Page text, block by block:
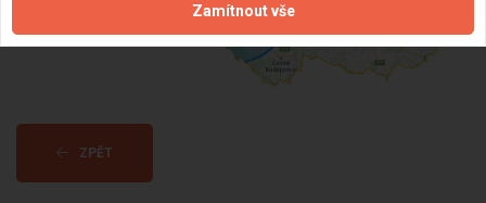
ZPĚT
Zamítnout vše